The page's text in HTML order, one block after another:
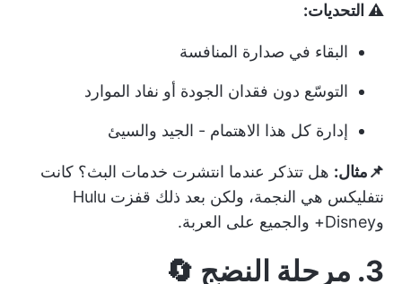
⚠️ التحديات:
البقاء في صدارة المنافسة
التوسّع دون فقدان الجودة أو نفاد الموارد
إدارة كل هذا الاهتمام - الجيد والسيئ
📌مثال: هل تتذكر عندما انتشرت خدمات البث؟ كانت
نتفليكس هي النجمة، ولكن بعد ذلك قفزت Hulu
وDisney+ والجميع على العربة.
3. مرحلة النضج 🔄